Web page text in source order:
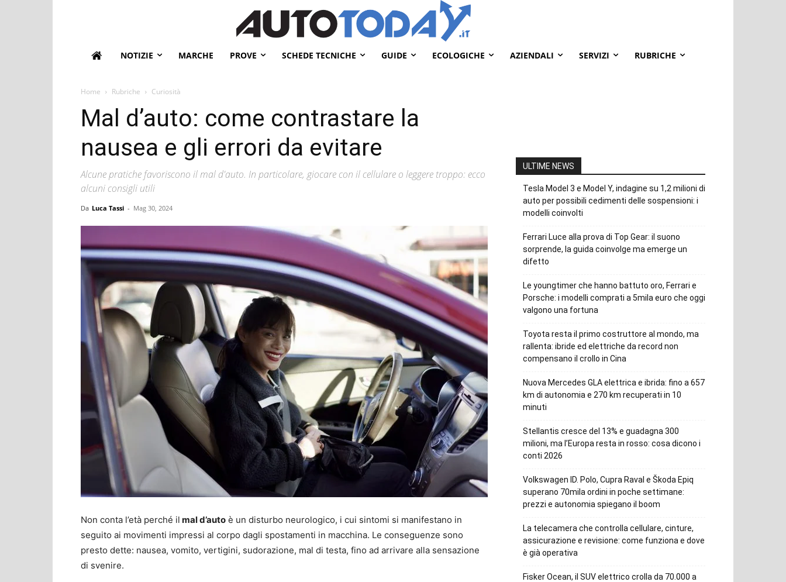
NOTIZIE MARCHE PROVE SCHEDE TECNICHE GUIDE ECOLOGICHE AZIENDALI SERVIZI RUBRICHE
Home Rubriche Curiosità
Mal d’auto: come contrastare la
nausea e gli errori da evitare
Alcune pratiche favoriscono il mal d'auto. In particolare, giocare con il cellulare o leggere troppo: ecco
alcuni consigli utili
Da Luca Tassi - Mag 30, 2024
Non conta l’età perché il mal d’auto è un disturbo neurologico, i cui sintomi si manifestano in
seguito ai movimenti impressi al corpo dagli spostamenti in macchina. Le conseguenze sono
presto dette: nausea, vomito, vertigini, sudorazione, mal di testa, fino ad arrivare alla sensazione
di svenire.
ULTIME NEWS
Tesla Model 3 e Model Y, indagine su 1,2 milioni di
auto per possibili cedimenti delle sospensioni: i
modelli coinvolti
Ferrari Luce alla prova di Top Gear: il suono
sorprende, la guida coinvolge ma emerge un
difetto
Le youngtimer che hanno battuto oro, Ferrari e
Porsche: i modelli comprati a 5mila euro che oggi
valgono una fortuna
Toyota resta il primo costruttore al mondo, ma
rallenta: ibride ed elettriche da record non
compensano il crollo in Cina
Nuova Mercedes GLA elettrica e ibrida: fino a 657
km di autonomia e 270 km recuperati in 10
minuti
Stellantis cresce del 13% e guadagna 300
milioni, ma l’Europa resta in rosso: cosa dicono i
conti 2026
Volkswagen ID. Polo, Cupra Raval e Škoda Epiq
superano 70mila ordini in poche settimane:
prezzi e autonomia spiegano il boom
La telecamera che controlla cellulare, cinture,
assicurazione e revisione: come funziona e dove
è già operativa
Fisker Ocean, il SUV elettrico crolla da 70.000 a